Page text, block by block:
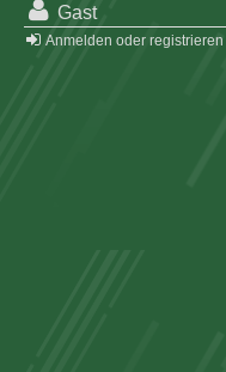
Gast
Anmelden oder registrieren